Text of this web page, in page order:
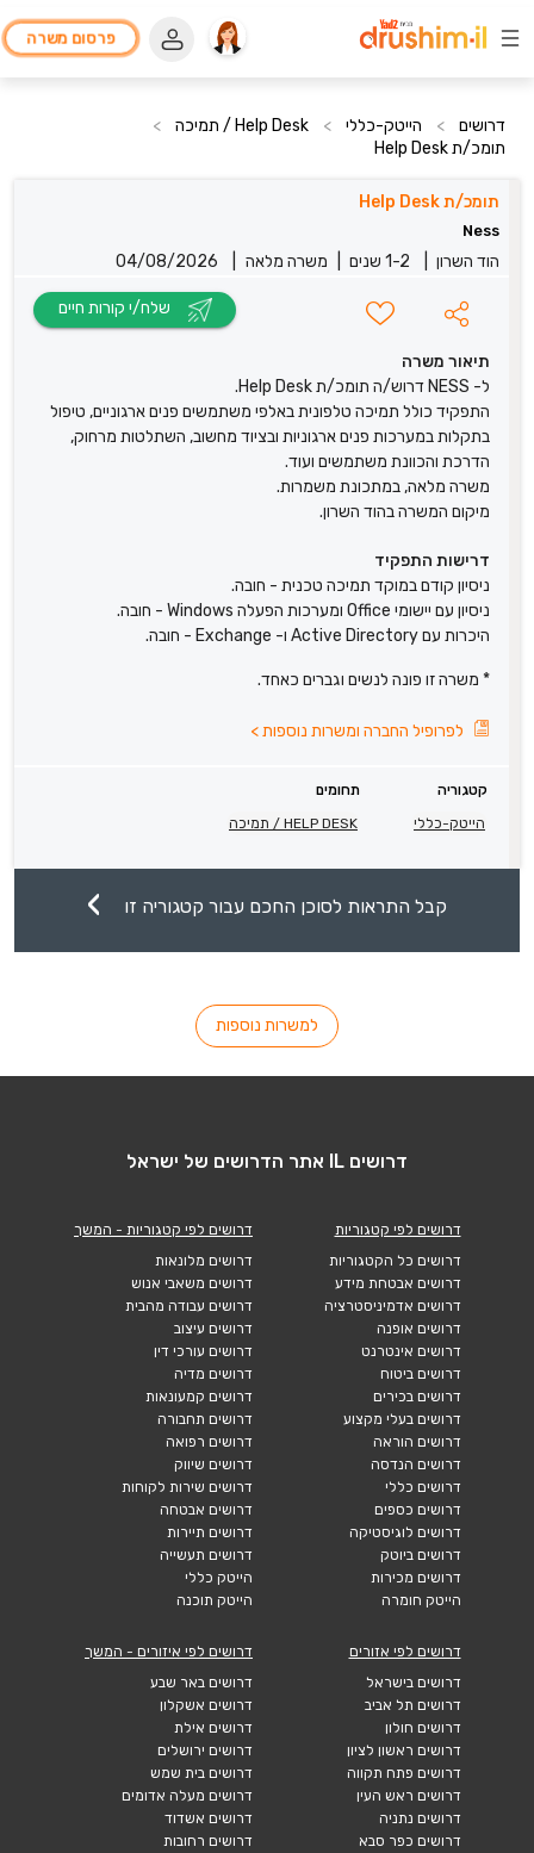
פרסום משרה
דרושים > הייטק-כללי > Help Desk / תמיכה
>
תומכ/ת Help Desk
תומכ/ת Help Desk
Ness
הוד השרון 1-2 שנים משרה מלאה 04/08/2026
תיאור משרה
ל- NESS דרוש/ה תומכ/ת Help Desk.
התפקיד כולל תמיכה טלפונית באלפי משתמשים פנים ארגוניים, טיפול
בתקלות במערכות פנים ארגוניות ובציוד מחשוב, השתלטות מרחוק,
הדרכת והכוונת משתמשים ועוד.
משרה מלאה, במתכונת משמרות.
מיקום המשרה בהוד השרון.
דרישות התפקיד
ניסיון קודם במוקד תמיכה טכנית - חובה.
ניסיון עם יישומי Office ומערכות הפעלה Windows - חובה.
היכרות עם Active Directory ו- Exchange - חובה.
* משרה זו פונה לנשים וגברים כאחד.
לפרופיל החברה ומשרות נוספות>
קטגוריה
תחומים
הייטק-כללי
HELP DESK / תמיכה
קבל התראות לסוכן החכם עבור קטגוריה זו
למשרות נוספות
דרושים IL אתר הדרושים של ישראל
דרושים לפי קטגוריות
דרושים כל הקטגוריות
דרושים אבטחת מידע
דרושים אדמיניסטרציה
דרושים אופנה
דרושים אינטרנט
דרושים ביטוח
דרושים בכירים
דרושים בעלי מקצוע
דרושים הוראה
דרושים הנדסה
דרושים כללי
דרושים כספים
דרושים לוגיסטיקה
דרושים ביוטק
דרושים מכירות
הייטק חומרה
דרושים לפי קטגוריות - המשך
דרושים מלונאות
דרושים משאבי אנוש
דרושים עבודה מהבית
דרושים עיצוב
דרושים עורכי דין
דרושים מדיה
דרושים קמעונאות
דרושים תחבורה
דרושים רפואה
דרושים שיווק
דרושים שירות לקוחות
דרושים אבטחה
דרושים תיירות
דרושים תעשייה
הייטק כללי
הייטק תוכנה
דרושים לפי אזורים
דרושים בישראל
דרושים תל אביב
דרושים חולון
דרושים ראשון לציון
דרושים פתח תקווה
דרושים ראש העין
דרושים נתניה
דרושים כפר סבא
דרושים לפי איזורים - המשך
דרושים באר שבע
דרושים אשקלון
דרושים אילת
דרושים ירושלים
דרושים בית שמש
דרושים מעלה אדומים
דרושים אשדוד
דרושים רחובות